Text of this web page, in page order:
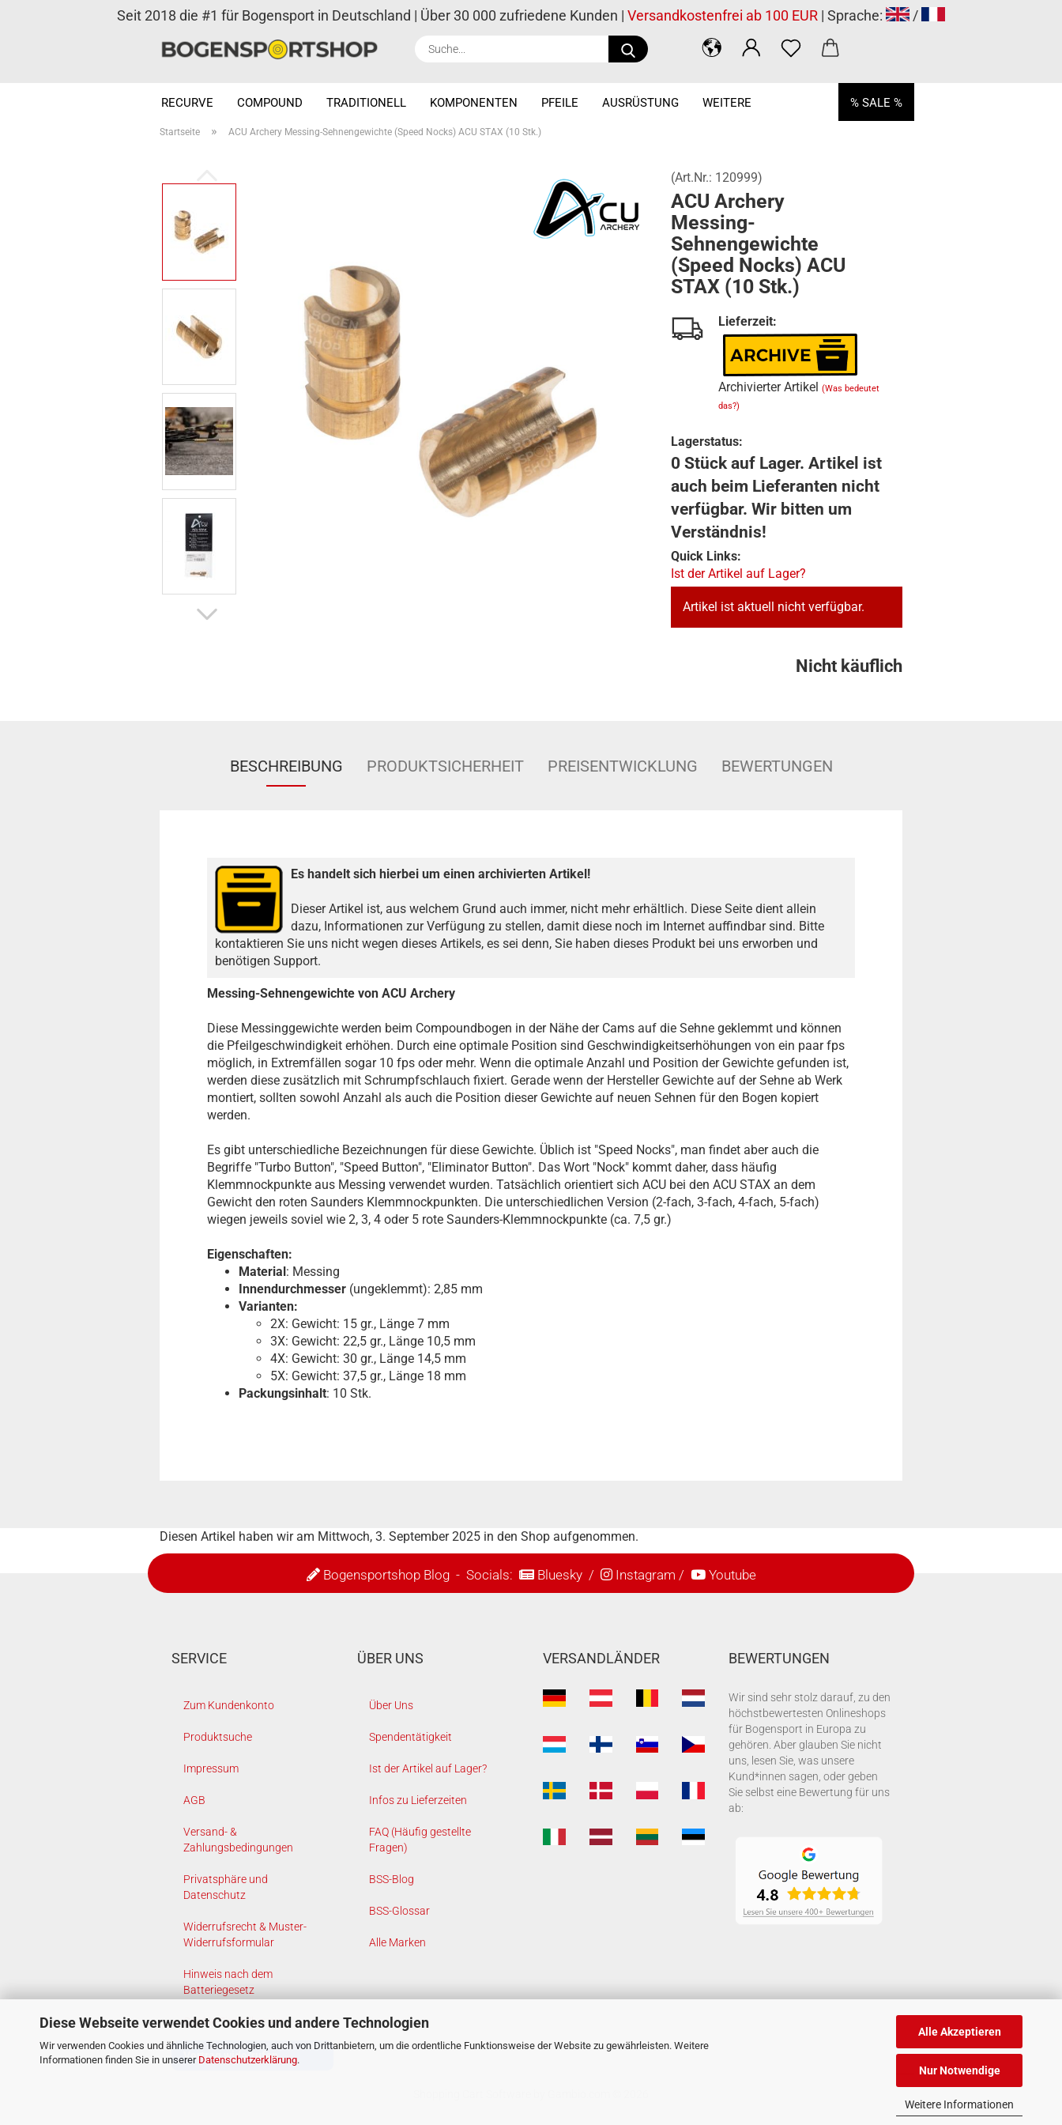
Diese Webseite verwendet Cookies und andere Technologien
Wir verwenden Cookies und ähnliche Technologien, auch von Drittanbietern, um die ordentliche Funktionsweise der Website zu gewährleisten. Weitere
Informationen finden Sie in unserer Datenschutzerklärung.
Alle Akzeptieren
Nur Notwendige
Weitere Informationen
Suche...
Seit 2018 die #1 für Bogensport in Deutschland | Über 30 000 zufriedene Kunden | Versandkostenfrei ab 100 EUR | Sprache: /
RECURVE COMPOUND TRADITIONELL KOMPONENTEN PFEILE AUSRÜSTUNG % SALE %
WEITERE
Startseite » ACU Archery Messing-Sehnengewichte (Speed Nocks) ACU STAX (10 Stk.)
(Art.Nr.: 120999)
ACU Archery
Messing-
Sehnengewichte
(Speed Nocks) ACU
STAX (10 Stk.)
Lieferzeit:
Archivierter Artikel (Was bedeutet
das?)
Lagerstatus:
0 Stück auf Lager. Artikel ist
auch beim Lieferanten nicht
verfügbar. Wir bitten um
Verständnis!
Quick Links:
Ist der Artikel auf Lager?
Artikel ist aktuell nicht verfügbar.
Nicht käuflich
BESCHREIBUNG PRODUKTSICHERHEIT PREISENTWICKLUNG BEWERTUNGEN
Es handelt sich hierbei um einen archivierten Artikel!
Dieser Artikel ist, aus welchem Grund auch immer, nicht mehr erhältlich. Diese Seite dient allein
dazu, Informationen zur Verfügung zu stellen, damit diese noch im Internet auffindbar sind. Bitte
kontaktieren Sie uns nicht wegen dieses Artikels, es sei denn, Sie haben dieses Produkt bei uns erworben und
benötigen Support.
Messing-Sehnengewichte von ACU Archery
Diese Messinggewichte werden beim Compoundbogen in der Nähe der Cams auf die Sehne geklemmt und können
die Pfeilgeschwindigkeit erhöhen. Durch eine optimale Position sind Geschwindigkeitserhöhungen von ein paar fps
möglich, in Extremfällen sogar 10 fps oder mehr. Wenn die optimale Anzahl und Position der Gewichte gefunden ist,
werden diese zusätzlich mit Schrumpfschlauch fixiert. Gerade wenn der Hersteller Gewichte auf der Sehne ab Werk
montiert, sollten sowohl Anzahl als auch die Position dieser Gewichte auf neuen Sehnen für den Bogen kopiert
werden.
Es gibt unterschiedliche Bezeichnungen für diese Gewichte. Üblich ist "Speed Nocks", man findet aber auch die
Begriffe "Turbo Button", "Speed Button", "Eliminator Button". Das Wort "Nock" kommt daher, dass häufig
Klemmnockpunkte aus Messing verwendet wurden. Tatsächlich orientiert sich ACU bei den ACU STAX an dem
Gewicht den roten Saunders Klemmnockpunkten. Die unterschiedlichen Version (2-fach, 3-fach, 4-fach, 5-fach)
wiegen jeweils soviel wie 2, 3, 4 oder 5 rote Saunders-Klemmnockpunkte (ca. 7,5 gr.)
Eigenschaften:
Material: Messing
Innendurchmesser (ungeklemmt): 2,85 mm
Varianten:
2X: Gewicht: 15 gr., Länge 7 mm
3X: Gewicht: 22,5 gr., Länge 10,5 mm
4X: Gewicht: 30 gr., Länge 14,5 mm
5X: Gewicht: 37,5 gr., Länge 18 mm
Packungsinhalt: 10 Stk.
Diesen Artikel haben wir am Mittwoch, 3. September 2025 in den Shop aufgenommen.
Bogensportshop Blog- Socials: Bluesky/ Instagram / Youtube
SERVICE
Zum Kundenkonto
Produktsuche
Impressum
AGB
Versand- &
Zahlungsbedingungen
Privatsphäre und
Datenschutz
Widerrufsrecht & Muster-
Widerrufsformular
Hinweis nach dem
Batteriegesetz
Cookie Einstellungen
Vertrag widerrufen
ÜBER UNS
Über Uns
Spendentätigkeit
Ist der Artikel auf Lager?
Infos zu Lieferzeiten
FAQ (Häufig gestellte
Fragen)
BSS-Blog
BSS-Glossar
Alle Marken
VERSANDLÄNDER BEWERTUNGEN
Wir sind sehr stolz darauf, zu den
höchstbewertesten Onlineshops
für Bogensport in Europa zu
gehören. Aber glauben Sie nicht
uns, lesen Sie, was unsere
Kund*innen sagen, oder geben
Sie selbst eine Bewertung für uns
ab: